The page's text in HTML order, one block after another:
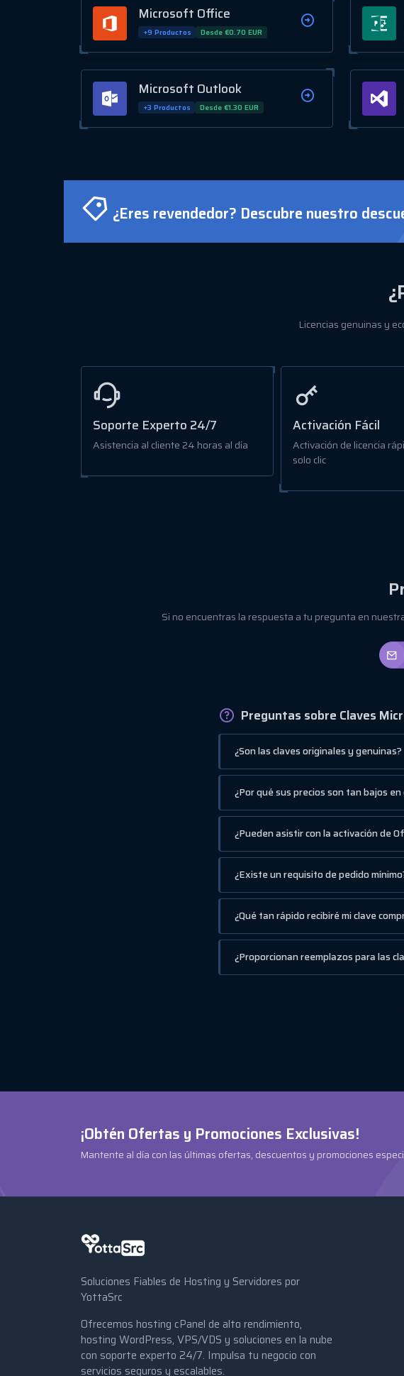
Microsoft Office
+9 Productos Desde €0.70 EUR
Microsoft Outlook
+3 Productos Desde €1.30 EUR
¿Eres revendedor? Descubre nuestro
Licencias genuinas y
Soporte Experto 24/7
Asistencia al cliente 24 horas al día
Activación Fácil
Activación de licencia
solo clic
Si no encuentras la respuesta a tu pregunta en
Preguntas sobre Claves
¿Son las claves originales y genuinas?
¿Por qué sus precios son tan bajos
¿Pueden asistir con la activación de
¿Existe un requisito de pedido
¿Qué tan rápido recibiré mi clave
¿Proporcionan reemplazos para las
¡Obtén Ofertas y Promociones Exclusivas!
Mantente al día con las últimas ofertas, descuentos y promociones
Soluciones Fiables de Hosting y Servidores por
YottaSrc
Ofrecemos hosting cPanel de alto rendimiento,
hosting WordPress, VPS/VDS y soluciones en la nube
con soporte experto 24/7. Impulsa tu negocio con
servicios seguros y escalables.